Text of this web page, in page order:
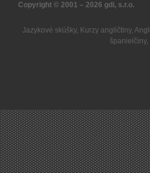
Copyright © 2001 – 2026 gdi, s.r.o.
Jazykové skúšky, Kurzy angličtiny,
španielčiny,